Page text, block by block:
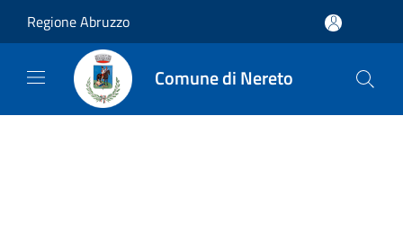
Regione Abruzzo
Comune di Nereto